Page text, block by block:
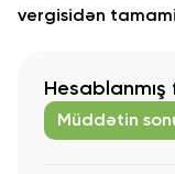
vergisidən
Müddətin